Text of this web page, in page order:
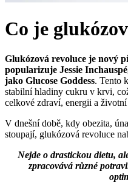
Co je
Glukózová revoluce je nový
popularizuje Jessie
jako Glucose Goddess. Tento
stabilní hladiny cukru v krvi,
celkové zdraví, energii a
V dnešní době, kdy obezita,
stoupají, glukózová revoluce
Nejde o drastickou dietu,
zpracovává různé